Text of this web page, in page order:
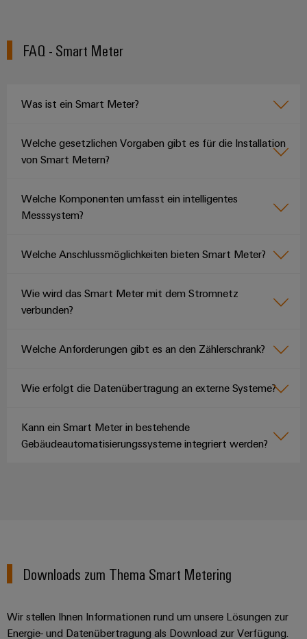
FAQ - Smart Meter
Was ist ein Smart Meter?
Welche gesetzlichen Vorgaben gibt es für die Installation
von Smart Metern?
Welche Komponenten umfasst ein intelligentes
Messsystem?
Welche Anschlussmöglichkeiten bieten Smart Meter?
Wie wird das Smart Meter mit dem Stromnetz
verbunden?
Welche Anforderungen gibt es an den Zählerschrank?
Wie erfolgt die Datenübertragung an externe Systeme?
Kann ein Smart Meter in bestehende
Gebäudeautomatisierungssysteme integriert werden?
Downloads zum Thema Smart Metering
Wir stellen Ihnen Informationen rund um unsere Lösungen zur
Energie- und Datenübertragung als Download zur Verfügung.